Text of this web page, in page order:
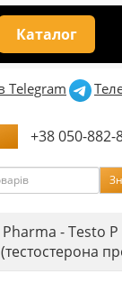
Каталог
Telegram
+38 050-882-
Пошук
-Testo